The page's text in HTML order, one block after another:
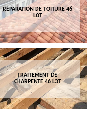
RÉPARATION DE TOITURE 46
LOT
TRAITEMENT DE
CHARPENTE 46 LOT